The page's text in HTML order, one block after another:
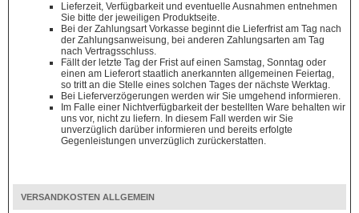
Lieferzeit, Verfügbarkeit und eventuelle Ausnahmen entnehmen
Sie bitte der jeweiligen Produktseite.
Bei der Zahlungsart Vorkasse beginnt die Lieferfrist am Tag nach
der Zahlungsanweisung, bei anderen Zahlungsarten am Tag
nach Vertragsschluss.
Fällt der letzte Tag der Frist auf einen Samstag, Sonntag oder
einen am Lieferort staatlich anerkannten allgemeinen Feiertag,
so tritt an die Stelle eines solchen Tages der nächste Werktag.
Bei Lieferverzögerungen werden wir Sie umgehend informieren.
Im Falle einer Nichtverfügbarkeit der bestellten Ware behalten wir
uns vor, nicht zu liefern. In diesem Fall werden wir Sie
unverzüglich darüber informieren und bereits erfolgte
Gegenleistungen unverzüglich zurückerstatten.
VERSANDKOSTEN ALLGEMEIN